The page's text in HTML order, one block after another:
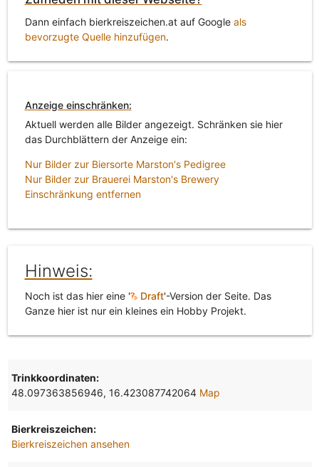
Dann einfach bierkreiszeichen.at auf Google als
bevorzugte Quelle hinzufügen.
Anzeige einschränken:
Aktuell werden alle Bilder angezeigt. Schränken sie hier
das Durchblättern der Anzeige ein:
Nur Bilder zur Biersorte Marston's Pedigree
Nur Bilder zur Brauerei Marston's Brewery
Einschränkung entfernen
Hinweis:
Noch ist das hier eine ' Draft'-Version der Seite. Das
Ganze hier ist nur ein kleines ein Hobby Projekt.
Trinkkoordinaten:
48.097363856946, 16.423087742064 Map
Bierkreiszeichen:
Bierkreiszeichen ansehen